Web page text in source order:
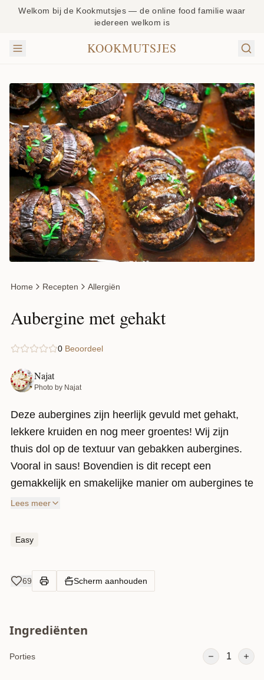
Welkom bij de Kookmutsjes — de online food familie waar
iedereen welkom is
KOOKMUTSJES
Home Recepten Allergiën
Aubergine met gehakt
0 Beoordeel
Najat
Photo by Najat
Deze aubergines zijn heerlijk gevuld met gehakt,
lekkere kruiden en nog meer groentes! Wij zijn
thuis dol op de textuur van gebakken aubergines.
Vooral in saus! Bovendien is dit recept een
gemakkelijk en smakelijke manier om aubergines te
gebruiken, ideaal voor doordeweeks!
de gerechten met aubergines niet alleen lekker of
een frisse salade, dit is gewoonweg heerlijk!
Lees meer
Easy
69 Scherm aanhouden
Ingrediënten
Porties 1